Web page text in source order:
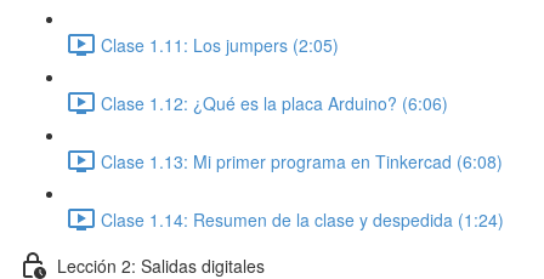
Clase 1.11: Los jumpers (2:05)
Clase 1.12: ¿Qué es la placa Arduino? (6:06)
Clase 1.13: Mi primer programa en Tinkercad (6:08)
Clase 1.14: Resumen de la clase y despedida (1:24)
Lección 2: Salidas digitales